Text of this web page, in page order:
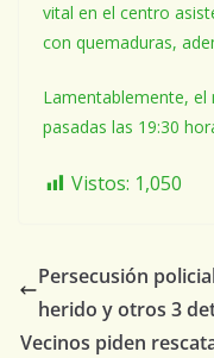
vital en el centro
con quemaduras,
Lamentablemente,
pasadas las 19:30
Vistos: 1,050
Persecusión
herido y otros 3
Vecinos piden